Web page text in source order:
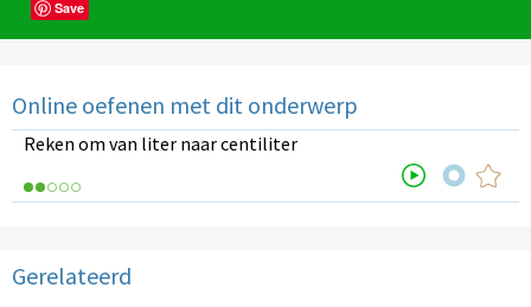
Save
Online oefenen met dit onderwerp
Reken om van liter naar centiliter
Gerelateerd